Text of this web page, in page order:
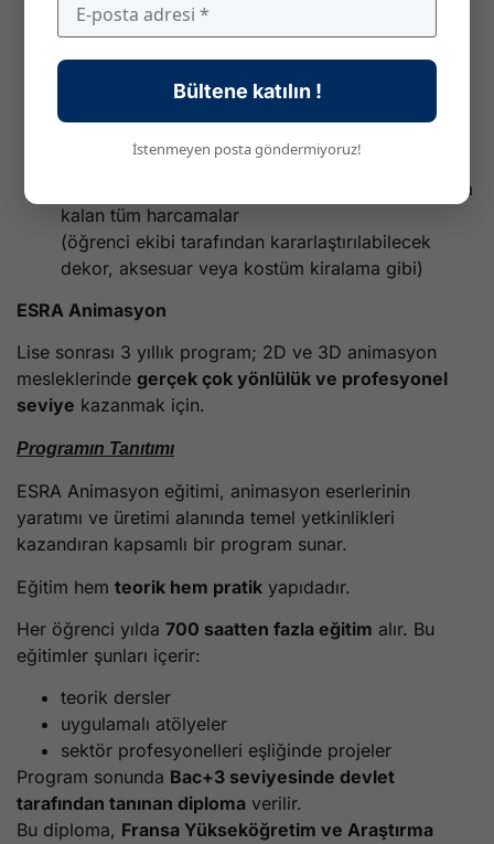
olarak
sitesi üzerinden
ödemelidir. Burslu öğrenciler muaftır.
BDE aidatı (49 euro) : Öğrenci etkinliklerine
Çekimler sırasında ortaya çıkan yapım giderleri
) ile şartname dışında
kalan tüm harcamalar
(öğrenci ekibi tarafından kararlaştırılabilecek
dekor, aksesuar veya kostüm kiralama gibi)
ESRA Animasyon
Lise sonrası 3 yıllık program; 2D ve 3D animasyon
mesleklerinde gerçek çok yönlülük ve profesyonel
seviye kazanmak için.
Programın Tanıtımı
ESRA Animasyon eğitimi, animasyon eserlerinin
yaratımı ve üretimi alanında temel yetkinlikleri
kazandıran kapsamlı bir program sunar.
Eğitim hem teorik hem pratik yapıdadır.
Her öğrenci yılda 700 saatten fazla eğitim alır. Bu
eğitimler şunları içerir:
teorik dersler
uygulamalı atölyeler
sektör profesyonelleri eşliğinde projeler
Program sonunda Bac+3 seviyesinde devlet
tarafından tanınan diploma verilir.
Bu diploma, Fransa Yükseköğretim ve Araştırma
Bültene katılın !
İstenmeyen posta göndermiyoruz!